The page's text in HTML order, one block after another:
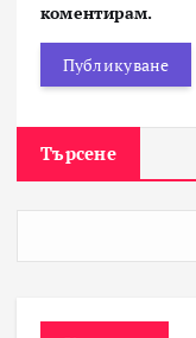
коментирам.
Търсене